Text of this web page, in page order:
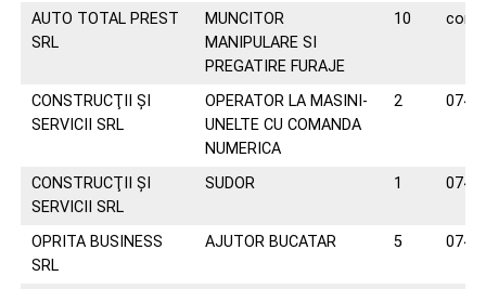
AUTO TOTAL PREST
SRL
MUNCITOR
MANIPULARE SI
PREGATIRE FURAJE
10
CONSTRUCŢII ŞI
SERVICII SRL
OPERATOR LA MASINI-
UNELTE CU COMANDA
NUMERICA
2
CONSTRUCŢII ŞI
SERVICII SRL
SUDOR 1
OPRITA BUSINESS
SRL
AJUTOR BUCATAR 5